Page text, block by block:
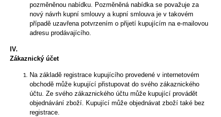
pozměněnou nabídku. Pozměněná nabídka se považuje za
nový návrh kupní smlouvy a kupní smlouva je v takovém
případě uzavřena potvrzením o přijetí kupujícím na e-mailovou
adresu prodávajícího.
IV.
Zákaznický účet
Na základě registrace kupujícího provedené v internetovém
obchodě může kupující přistupovat do svého zákaznického
účtu. Ze svého zákaznického účtu může kupující provádět
objednávání zboží. Kupující může objednávat zboží také bez
registrace.